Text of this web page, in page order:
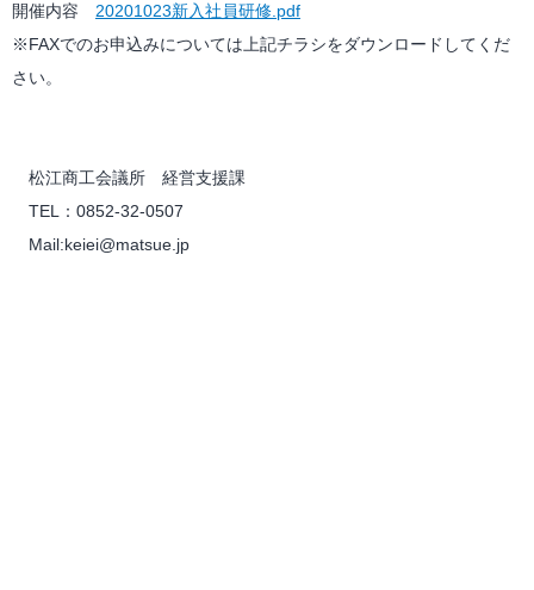
開催内容 20201023新入社員研修.pdf
※FAXでのお申込みについては上記チラシをダウンロードしてくだ
さい。
松江商工会議所 経営支援課
TEL：0852-32-0507
Mail:keiei@matsue.jp